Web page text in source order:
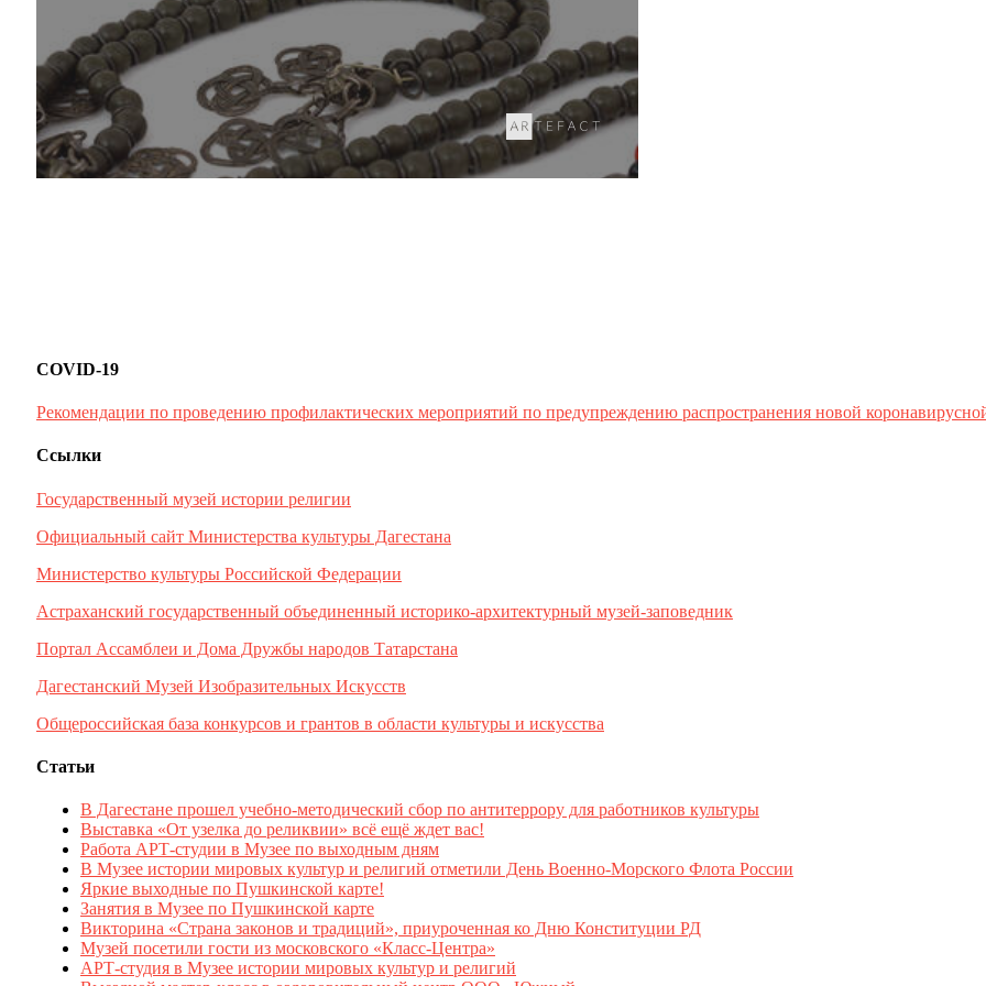
COVID-19
Рекомендации по проведению профилактических мероприятий по предупреждению распространения новой
Ссылки
Государственный музей истории религии
Официальный сайт Министерства культуры Дагестана
Министерство культуры Российской Федерации
Астраханский государственный объединенный историко-архитектурный музей-заповедник
Портал Ассамблеи и Дома Дружбы народов Татарстана
Дагестанский Музей Изобразительных Искусств
Общероссийская база конкурсов и грантов в области культуры и искусства
Статьи
В Дагестане прошел учебно-методический сбор по антитеррору для работников культуры
Выставка «От узелка до реликвии» всё ещё ждет вас!
Работа АРТ-студии в Музее по выходным дням
В Музее истории мировых культур и религий отметили День Военно-Морского Флота России
Яркие выходные по Пушкинской карте!
Занятия в Музее по Пушкинской карте
Викторина «Страна законов и традиций», приуроченная ко Дню Конституции РД
Музей посетили гости из московского «Класс-Центра»
АРТ-студия в Музее истории мировых культур и религий